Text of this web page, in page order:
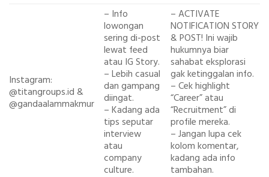
Instagram:
@titangroups.id &
@gandaalammakmur
– Info
lowongan
sering di-post
lewat feed
atau IG Story.
– Lebih casual
dan gampang
diingat.
– Kadang ada
tips seputar
interview
atau
company
culture.
– ACTIVATE
NOTIFICATION STORY
& POST! Ini wajib
hukumnya biar
sahabat eksplorasi
gak ketinggalan info.
– Cek highlight
“Career” atau
“Recruitment” di
profile mereka.
– Jangan lupa cek
kolom komentar,
kadang ada info
tambahan.